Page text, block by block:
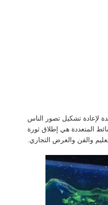
لإعادة تشكيل تصور الناس
المتعددة هي إطلاق ثورة
والفن والعرض التجاري.